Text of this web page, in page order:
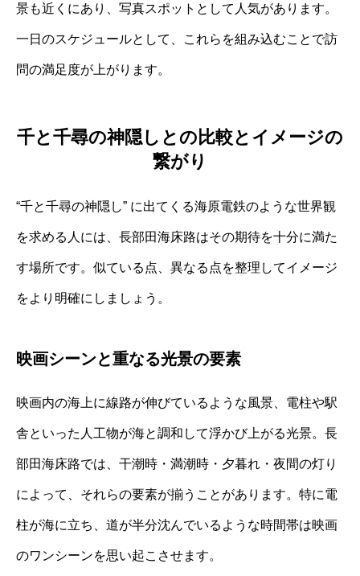
景も近くにあり、写真スポットとして人気があります。
一日のスケジュールとして、これらを組み込むことで訪
問の満足度が上がります。
千と千尋の神隠しとの比較とイメージの
繋がり
“千と千尋の神隠し” に出てくる海原電鉄のような世界観
を求める人には、長部田海床路はその期待を十分に満た
す場所です。似ている点、異なる点を整理してイメージ
をより明確にしましょう。
映画シーンと重なる光景の要素
映画内の海上に線路が伸びているような風景、電柱や駅
舎といった人工物が海と調和して浮かび上がる光景。長
部田海床路では、干潮時・満潮時・夕暮れ・夜間の灯り
によって、それらの要素が揃うことがあります。特に電
柱が海に立ち、道が半分沈んでいるような時間帯は映画
のワンシーンを思い起こさせます。